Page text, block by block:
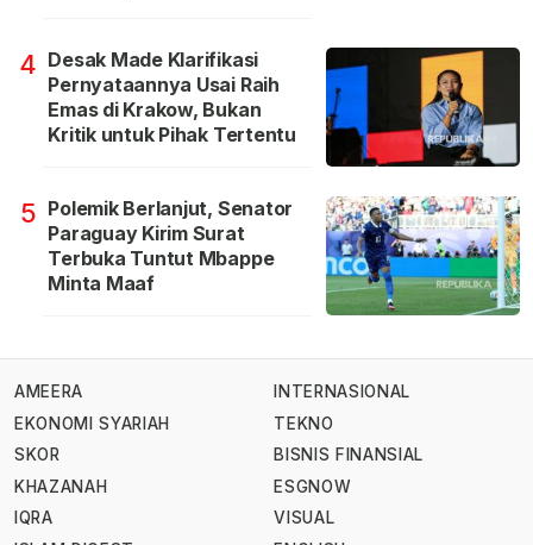
4 Desak Made Klarifikasi
Pernyataannya Usai Raih
Emas di Krakow, Bukan
Kritik untuk Pihak Tertentu
5 Polemik Berlanjut, Senator
Paraguay Kirim Surat
Terbuka Tuntut Mbappe
Minta Maaf
AMEERA
EKONOMI SYARIAH
SKOR
KHAZANAH
IQRA
INTERNASIONAL
TEKNO
BISNIS FINANSIAL
ESGNOW
VISUAL